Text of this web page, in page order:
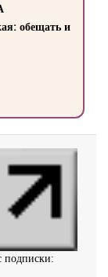
обещать и